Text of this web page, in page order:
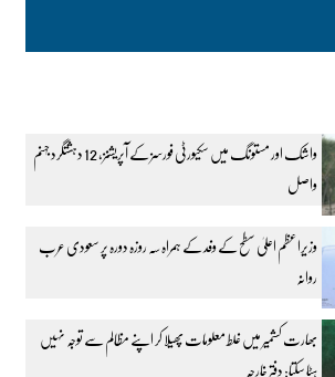
واشک اور مستونگ میں سکیورٹی فورسز کے آپریشنز، 12 دہشتگرد جہنم
واصل
وزیراعظم اعلیٰ سطح کے وفد کے ہمراہ سہ روزہ دورہ پر سعودی عرب
روانہ
بھارت کشمیر میں غلط معلومات پھیلا کر اپنے مظالم سے توجہ نہیں